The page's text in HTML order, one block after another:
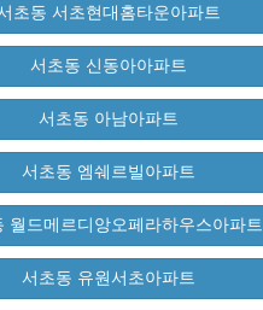
초동 서초현대홈타운아파트
서초동 신동아아파트
서초동 아남아파트
서초동 엠쉐르빌아파트
월드메르디앙오페라하우스아파트
서초동 유원서초아파트